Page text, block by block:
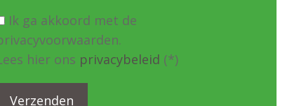
Ik ga akkoord met de
hier ons privacybeleid (*)